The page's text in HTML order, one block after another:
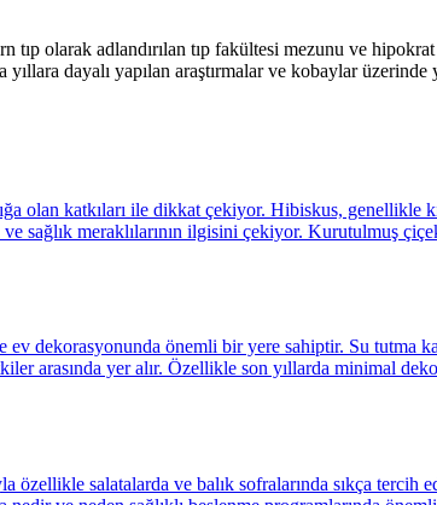
olarak adlandırılan tıp fakültesi mezunu ve
dayalı yapılan araştırmalar ve kobaylar üzerinde